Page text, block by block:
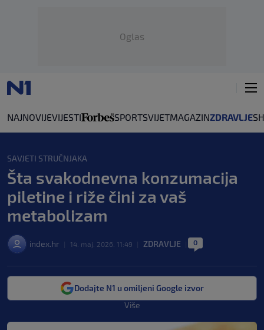
Oglas
NAJNOVIJEVIJESTI SPORTSVIJETMAGAZINZDRAVLJE
SAVJETI STRUČNJAKA
Šta svakodnevna konzumacija
piletine i riže čini za vaš
metabolizam
index.hr 14. maj. 2026. 11:49 ZDRAVLJE 0
Dodajte N1 u omiljeni Google izvor
Više